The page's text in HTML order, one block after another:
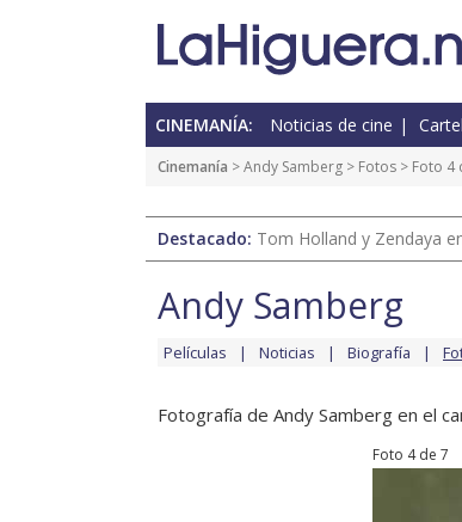
CINEMANÍA: Noticias de cine
Cinemanía >Andy Samberg > Fotos > Foto 4
Destacado: Tom Holland y Zendaya
Andy Samberg
Películas Noticias Biografía
Fotografía de Andy Samberg en el
Foto 4 de 7